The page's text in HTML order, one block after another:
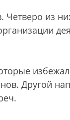
из
Другой